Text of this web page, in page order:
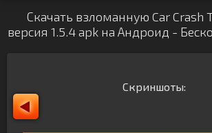
Скачать взломанную Car Crash
версия 1.5.4 apk на Андроид -
Скриншоты: